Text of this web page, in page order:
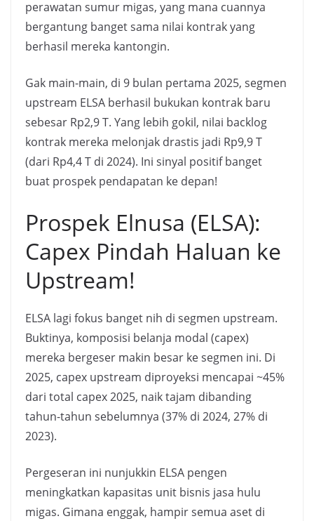
perawatan sumur migas, yang mana cuannya
bergantung banget sama nilai kontrak yang
berhasil mereka kantongin.
Gak main-main, di 9 bulan pertama 2025, segmen
upstream ELSA berhasil bukukan kontrak baru
sebesar Rp2,9 T. Yang lebih gokil, nilai backlog
kontrak mereka melonjak drastis jadi Rp9,9 T
(dari Rp4,4 T di 2024). Ini sinyal positif banget
buat prospek pendapatan ke depan!
Prospek Elnusa (ELSA):
Capex Pindah Haluan ke
Upstream!
ELSA lagi fokus banget nih di segmen upstream.
Buktinya, komposisi belanja modal (capex)
mereka bergeser makin besar ke segmen ini. Di
2025, capex upstream diproyeksi mencapai ~45%
dari total capex 2025, naik tajam dibanding
tahun-tahun sebelumnya (37% di 2024, 27% di
2023).
Pergeseran ini nunjukkin ELSA pengen
meningkatkan kapasitas unit bisnis jasa hulu
migas. Gimana enggak, hampir semua aset di